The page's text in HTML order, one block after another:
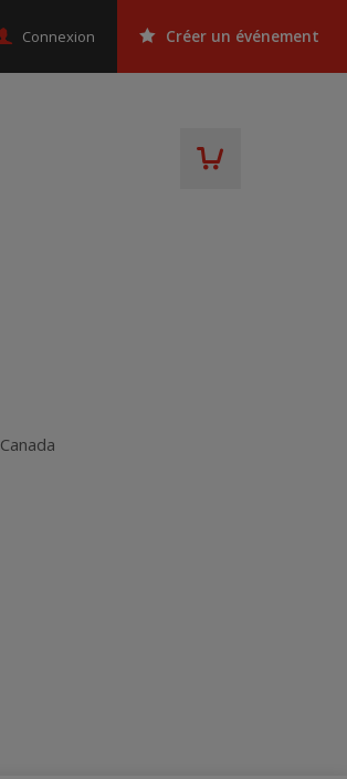
Connexion Créer un événement
Canada